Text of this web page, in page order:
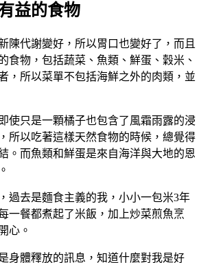
益的食物
陳代謝變好，所以胃口也變好了，而且
食物，包括蔬菜、魚類、鮮蛋、穀米、
，所以菜單不包括海鮮之外的肉類，並
使只是一顆橘子也包含了風霜雨露的浸
所以吃著這樣天然食物的時候，總覺得
。而魚類和鮮蛋是來自海洋與大地的恩
過去是麵食主義的我，小小一包米3年
一餐都煮起了米飯，加上炒菜煎魚烹
心。
身體釋放的訊息，知道什麼對我是好